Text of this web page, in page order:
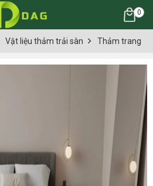
0
Vật liệu thảm trải sàn Thảm trang trí